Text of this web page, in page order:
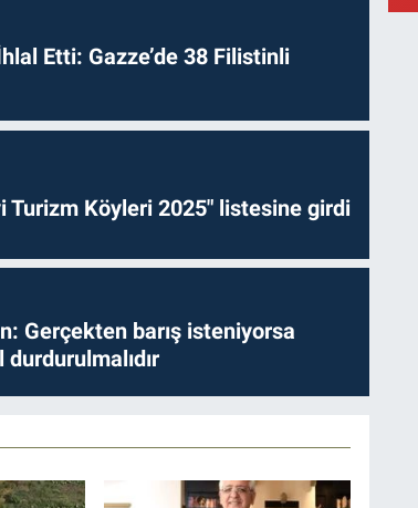
Etti: Gazze’de 38 Filistinli
Turizm Köyleri 2025" listesine girdi
Gerçekten barış isteniyorsa
durdurulmalıdır